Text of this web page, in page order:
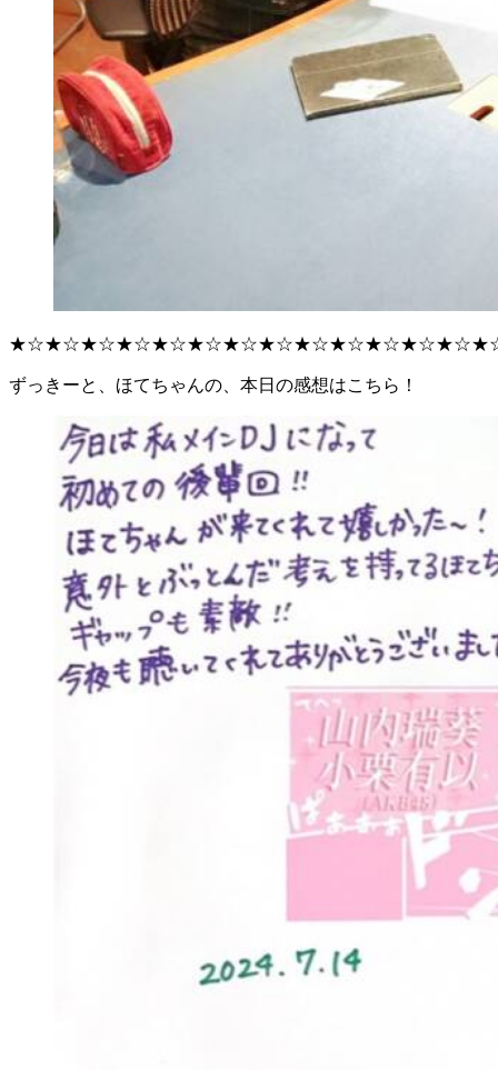
ずっきーと、ほてちゃんの、本日の感想はこちら！